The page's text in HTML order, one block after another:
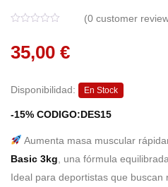
u
t
b
a
e
n
u
(0 customer
35,00 €
Disponibilidad: En Stock
-15% CODIGO:DES15
Aumenta masa muscular
Basic 3kg , una fórmula
Ideal para deportistas que buscan